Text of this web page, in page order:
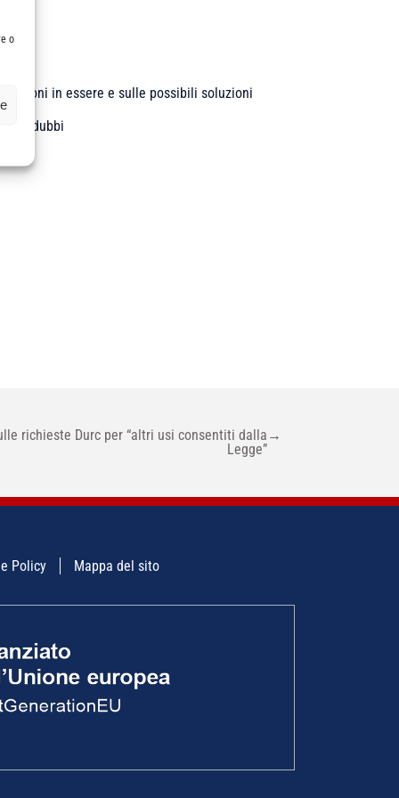
o
in essere e sulle possibili soluzioni
casi dubbi
richieste Durc per “altri usi consentiti dalla
Legge”
→
Policy Mappa del sito